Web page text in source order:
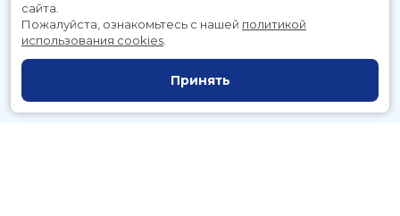
Расписание
Скоро в кино
Служба поддержки
сайта.
Пожалуйста, ознакомьтесь с нашей политикой
использования cookies
Принять